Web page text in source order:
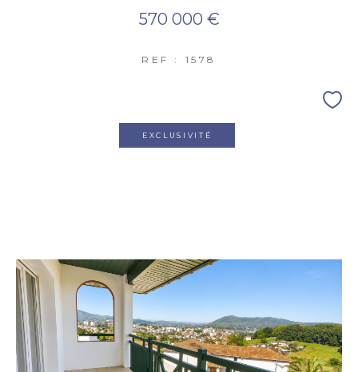
570 000 €
REF : 1578
EXCLUSIVITÉ